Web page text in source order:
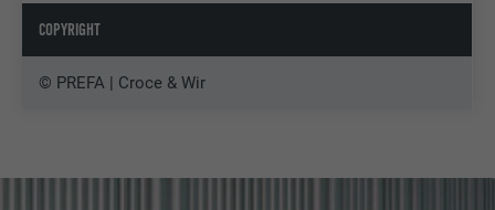
COPYRIGHT
© PREFA | Croce & Wir